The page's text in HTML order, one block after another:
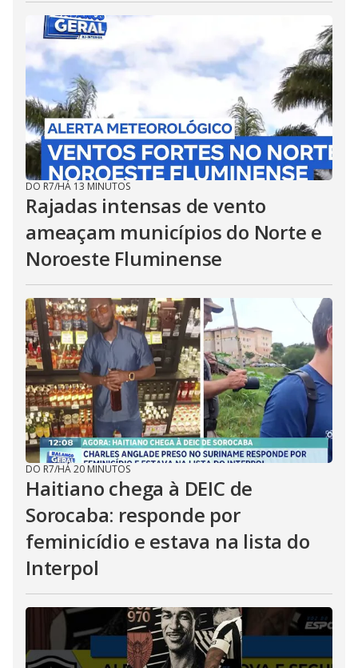
DO R7/HÁ 13 MINUTOS
Rajadas intensas de vento
ameaçam municípios do Norte e
Noroeste Fluminense
DO R7/HÁ 20 MINUTOS
Haitiano chega à DEIC de
Sorocaba: responde por
feminicídio e estava na lista do
Interpol